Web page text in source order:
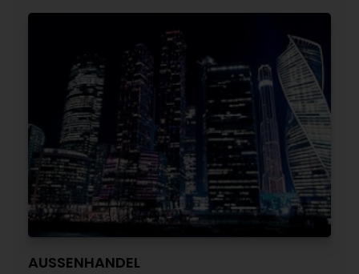
AUSSENHANDEL